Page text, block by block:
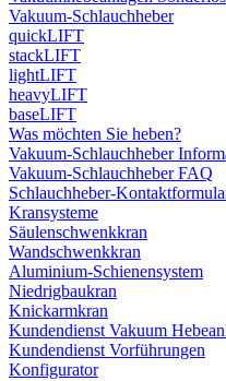
Vakuum-Schlauchheber
quickLIFT
stackLIFT
lightLIFT
heavyLIFT
baseLIFT
Was möchten Sie heben?
Vakuum-Schlauchheber
Vakuum-Schlauchheber FAQ
Schlauchheber-
Kransysteme
Säulenschwenkkran
Wandschwenkkran
Aluminium-Schienensystem
Niedrigbaukran
Knickarmkran
Kundendienst Vakuum
Kundendienst Vorführungen
Konfigurator